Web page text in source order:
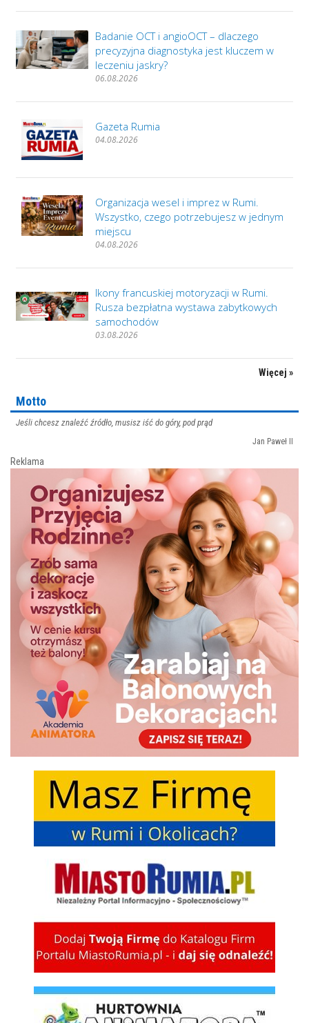
Badanie OCT i angioOCT – dlaczego
precyzyjna diagnostyka jest kluczem w
leczeniu jaskry?
06.08.2026
Gazeta Rumia
04.08.2026
Organizacja wesel i imprez w Rumi.
Wszystko, czego potrzebujesz w jednym
miejscu
04.08.2026
Ikony francuskiej motoryzacji w Rumi.
Rusza bezpłatna wystawa zabytkowych
samochodów
03.08.2026
Więcej »
Motto
Jeśli chcesz znaleźć źródło, musisz iść do góry, pod prąd
Jan Paweł II
Reklama